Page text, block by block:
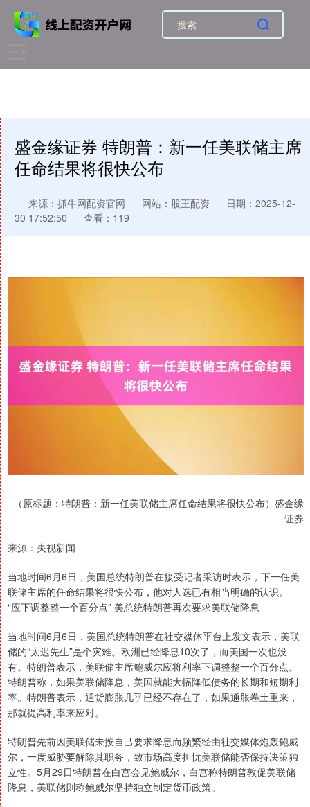
盛金缘证券 特朗普：新一任美联储主席
任命结果将很快公布
来源：抓牛网配资官网 网站：股王配资
日期：2025-12-
30 17:52:50
查看：119
（原标题：特朗普：新一任美联储主席任命结果将很快公布）盛金缘
证券
来源：央视新闻
当地时间6月6日，美国总统特朗普在接受记者采访时表示，下一任美
联储主席的任命结果将很快公布，他对人选已有相当明确的认识。
“应下调整整一个百分点” 美总统特朗普再次要求美联储降息
当地时间6月6日，美国总统特朗普在社交媒体平台上发文表示，美联
储的“太迟先生”是个灾难。欧洲已经降息10次了，而美国一次也没
有。特朗普表示，美联储主席鲍威尔应将利率下调整整一个百分点。
特朗普称，如果美联储降息，美国就能大幅降低债务的长期和短期利
率。特朗普表示，通货膨胀几乎已经不存在了，如果通胀卷土重来，
那就提高利率来应对。
特朗普先前因美联储未按自己要求降息而频繁经由社交媒体炮轰鲍威
尔，一度威胁要解除其职务，致市场高度担忧美联储能否保持决策独
立性。5月29日特朗普在白宫会见鲍威尔，白宫称特朗普敦促美联储
降息，美联储则称鲍威尔坚持独立制定货币政策。